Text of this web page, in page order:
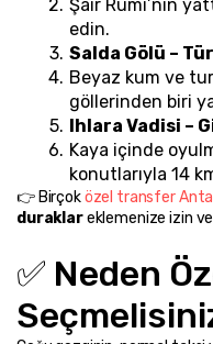
Şair Rumi’nin
edin.
Salda Gölü –
Beyaz kum ve
göllerinden biri
Ihlara Vadisi –
Kaya içinde
konutlarıyla 14
👉 Birçok özel transfer
duraklar eklemenize izin
✅ Neden